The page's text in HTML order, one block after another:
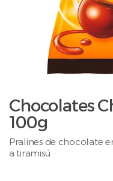
Chocolates
100g
Pralines de chocolate
a tiramisú.